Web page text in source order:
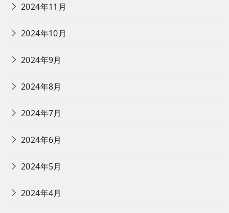
2024年11月
2024年10月
2024年9月
2024年8月
2024年7月
2024年6月
2024年5月
2024年4月